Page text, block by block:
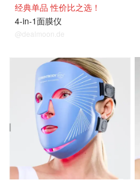
经典单品 性价比之选！
4-in-1面膜仪
@dealmoon.de